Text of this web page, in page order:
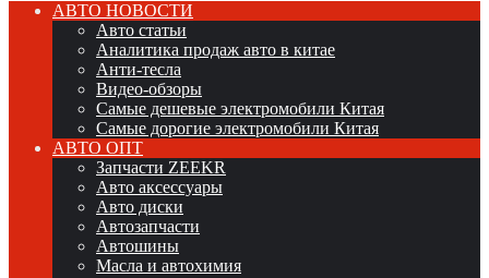
АВТО НОВОСТИ
Авто статьи
Аналитика продаж авто в китае
Анти-тесла
Видео-обзоры
Самые дешевые электромобили Китая
Самые дорогие электромобили Китая
АВТО ОПТ
Запчасти ZEEKR
Авто аксессуары
Авто диски
Автозапчасти
Автошины
Масла и автохимия